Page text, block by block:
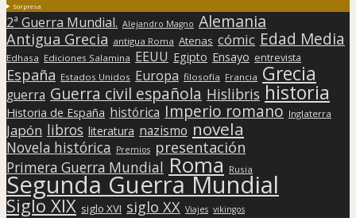
Sorpresa
2ª Guerra Mundial. Alejandro Magno Alemania
Antigua Grecia antigua Roma Atenas cómic Edad Media
Edhasa Ediciones Salamina EEUU Egipto Ensayo entrevista
España Estados Unidos Europa filosofía Francia Grecia
guerra Guerra civil española Hislibris historia
Historia de España histórica Imperio romano Inglaterra
Japón libros literatura nazismo novela
Novela histórica Premios presentación
Primera Guerra Mundial Roma Rusia
Segunda Guerra Mundial
Siglo XIX siglo XVI siglo XX Viajes vikingos